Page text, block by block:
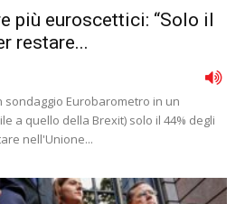
più euroscettici: “Solo il
restare...
Eurobarometro in un
a quello della Brexit) solo il 44% degli
nell'Unione...